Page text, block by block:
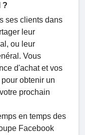
?
ses clients dans
leur
ou leur
Vous
d'achat et vos
obtenir un
prochain
en temps des
Facebook